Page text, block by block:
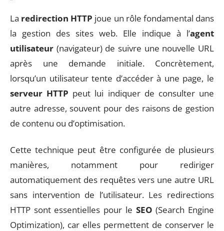
La redirection HTTP joue un rôle fondamental dans
la gestion des sites web. Elle indique à l’agent
utilisateur (navigateur) de suivre une nouvelle URL
après une demande initiale. Concrètement,
lorsqu’un utilisateur tente d’accéder à une page, le
serveur HTTP peut lui indiquer de consulter une
autre adresse, souvent pour des raisons de gestion
de contenu ou d’optimisation.
Cette technique peut être configurée de plusieurs
manières, notamment pour rediriger
automatiquement des requêtes vers une autre URL
sans intervention de l’utilisateur. Les redirections
HTTP sont essentielles pour le SEO (Search Engine
Optimization), car elles permettent de conserver le